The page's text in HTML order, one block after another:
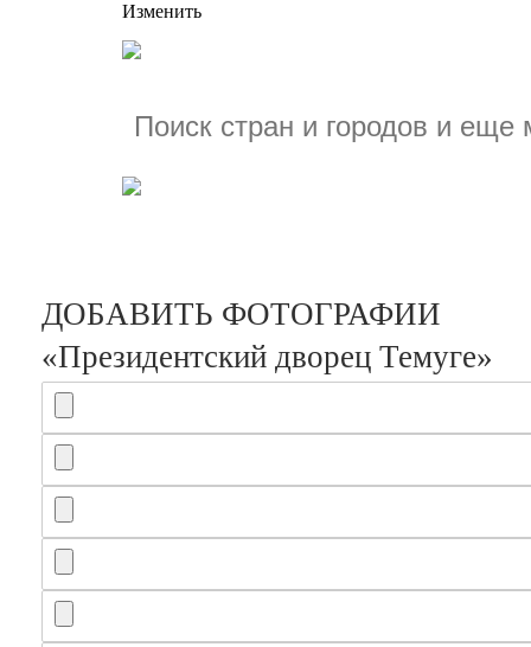
Изменить
ДОБАВИТЬ ФОТОГРАФИИ
«Президентский дворец Темуге»